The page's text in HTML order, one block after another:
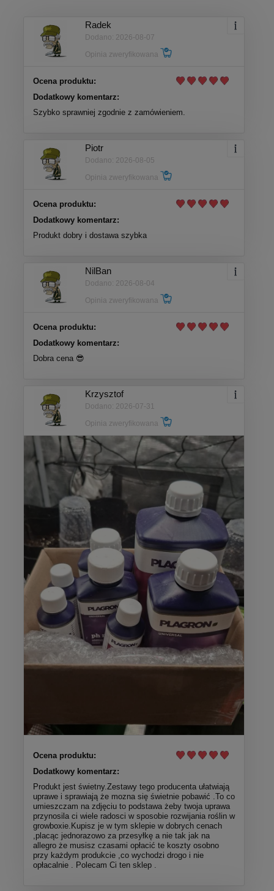
Radek
Dodano: 2026-08-07
Opinia zweryfikowana
Ocena produktu:
Dodatkowy komentarz:
Szybko sprawniej zgodnie z zamówieniem.
Piotr
Dodano: 2026-08-05
Opinia zweryfikowana
Ocena produktu:
Dodatkowy komentarz:
Produkt dobry i dostawa szybka
NilBan
Dodano: 2026-08-04
Opinia zweryfikowana
Ocena produktu:
Dodatkowy komentarz:
Dobra cena 😎
Krzysztof
Dodano: 2026-07-31
Opinia zweryfikowana
Ocena produktu:
Dodatkowy komentarz:
Produkt jest świetny.Zestawy tego producenta ułatwiają
uprawe i sprawiają że mozna się świetnie pobawić .To co
umieszczam na zdjęciu to podstawa żeby twoja uprawa
przynosila ci wiele radosci w sposobie rozwijania roślin w
growboxie.Kupisz je w tym sklepie w dobrych cenach
,placąc jednorazowo za przesyłkę a nie tak jak na
allegro że musisz czasami opłacić te koszty osobno
przy każdym produkcie ,co wychodzi drogo i nie
opłacalnie . Polecam Ci ten sklep .